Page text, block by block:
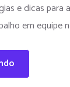
e dicas para
em equipe